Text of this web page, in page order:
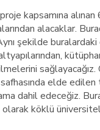
kapsamına
alacaklar.
şekilde buralardaki
elde
dahil edeceğiz.
olarak köklü